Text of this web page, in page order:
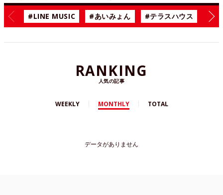
#LINE MUSIC #あいみょん #テラスハウス #漫
RANKING
人気の記事
WEEKLY MONTHLY TOTAL
データがありません